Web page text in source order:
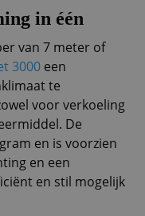
in één
van 7 meter of
3000 een
te
voor verkoeling
De
en is voorzien
en een
en stil mogelijk